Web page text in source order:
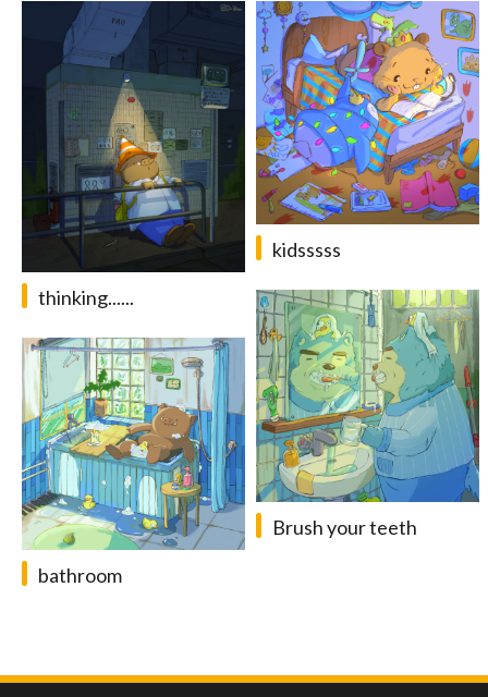
thinking......
kidsssss
Brush your teeth
bathroom